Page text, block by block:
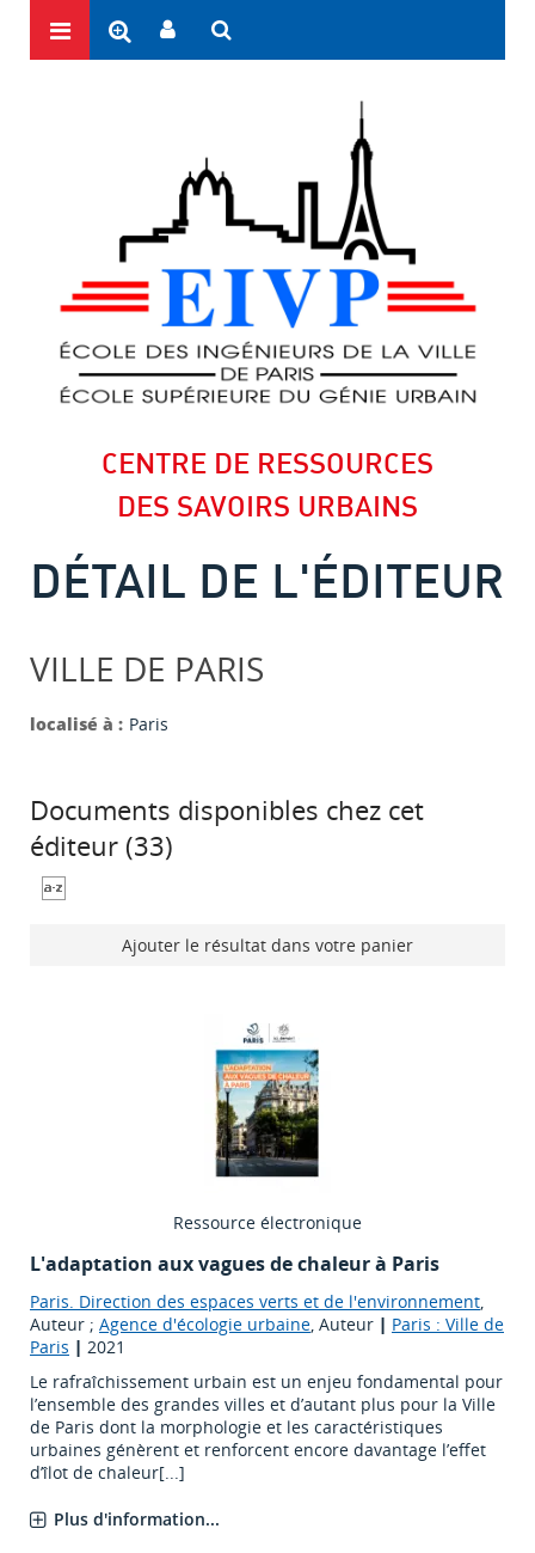
CENTRE DE RESSOURCES
DES SAVOIRS URBAINS
DÉTAIL DE L'ÉDITEUR
VILLE DE PARIS
localisé à : Paris
Documents disponibles chez cet
éditeur (33)
Ajouter le résultat dans votre panier
Ressource électronique
L'adaptation aux vagues de chaleur à Paris
Paris. Direction des espaces verts et de l'environnement,
Auteur ; Agence d'écologie urbaine, Auteur | Paris : Ville de
Paris | 2021
Le rafraîchissement urbain est un enjeu fondamental pour
l’ensemble des grandes villes et d’autant plus pour la Ville
de Paris dont la morphologie et les caractéristiques
urbaines génèrent et renforcent encore davantage l’effet
d’îlot de chaleur[...]
Plus d'information...